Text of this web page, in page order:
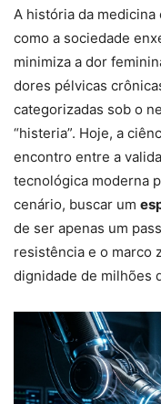
A história da
como a sociedade
minimiza a dor
dores pélvicas
categorizadas sob o
“histeria”. Hoje, a
encontro entre a
tecnológica moderna
cenário, buscar um
de ser apenas um
resistência e o marco
dignidade de milhões